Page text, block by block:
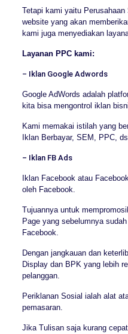
Tetapi kami yaitu
website yang akan
kami juga menyediakan
Layanan PPC kami:
– Iklan Google Adwords
Google AdWords adalah
kita bisa mengontrol iklan
Kami memakai istilah yang
Iklan Berbayar, SEM, PPC,
– Iklan FB Ads
Iklan Facebook atau
oleh Facebook.
Tujuannya untuk
Page yang sebelumnya
Facebook.
Dengan jangkauan dan
Display dan BPK yang lebih
pelanggan.
Periklanan Sosial ialah alat
pemasaran.
Jika Tulisan saja kurang